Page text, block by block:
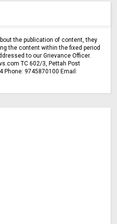
the publication of content, they
the content within the fixed period
to our Grievance Officer.
TC 602/3, Pettah Post
Phone: 9745870100 Email: